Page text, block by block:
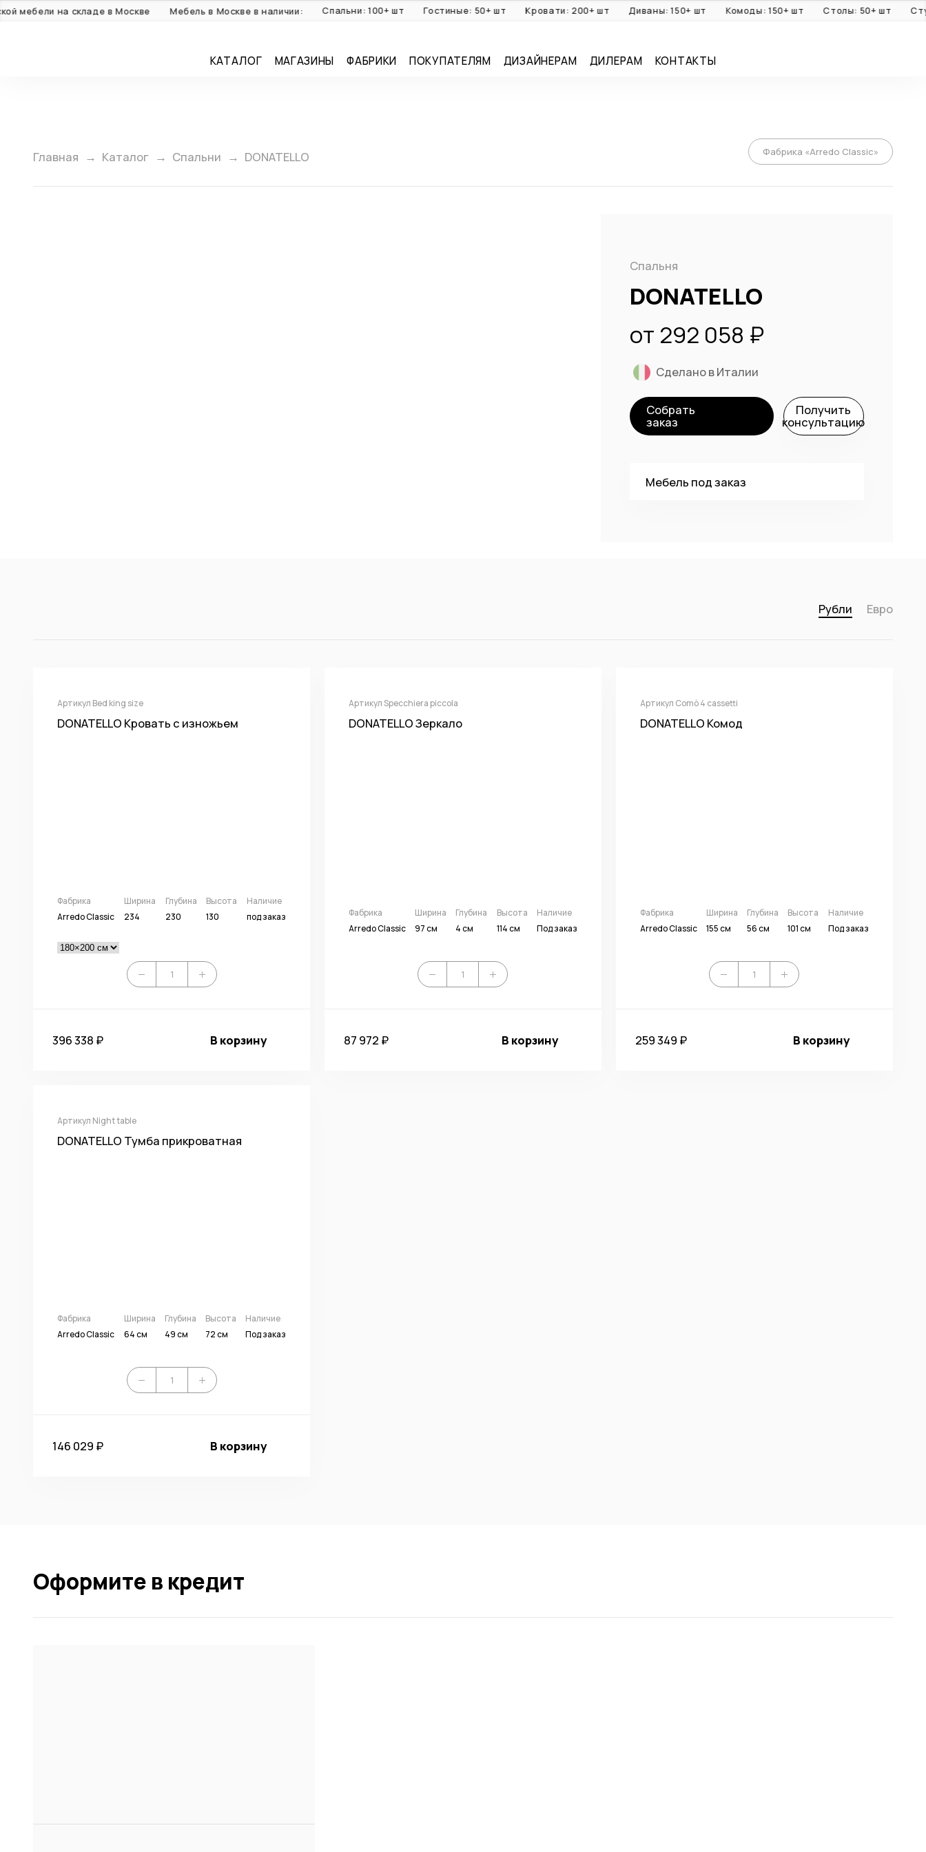
на складе в Москве Мебель в Москве в наличии: Спальни: 100+ шт Гостиные: 50+ шт Кровати: 200+ шт Диваны: 150+ шт Комоды: 150+ шт Столы: 50+ шт
КАТАЛОГ МАГАЗИНЫ ФАБРИКИ ПОКУПАТЕЛЯМ ДИЗАЙНЕРАМ ДИЛЕРАМ КОНТАКТЫ
Главная Каталог Спальни DONATELLO Фабрика «Arredo Classic»
Спальня
DONATELLO
от 292 058 ₽
Сделано в Италии
Собрать
заказ
Получить
консультацию
Мебель под заказ
Рубли Евро
Артикул Bed king size
DONATELLO Кровать с изножьем
Фабрика
Arredo Classic
Ширина
234
Глубина
230
Высота
130
Наличие
под заказ
396 338 ₽ В корзину
Артикул Specchiera piccola
DONATELLO Зеркало
Фабрика
Arredo Classic
Ширина
97 см
Глубина
4 см
Высота
114 см
Наличие
Под заказ
87 972 ₽ В корзину
Артикул Comò 4 cassetti
DONATELLO Комод
Фабрика
Arredo Classic
Ширина
155 см
Глубина
56 см
Высота
101 см
Наличие
Под заказ
259 349 ₽ В корзину
Артикул Night table
DONATELLO Тумба прикроватная
Фабрика
Arredo Classic
Ширина
64 см
Глубина
49 см
Высота
72 см
Наличие
Под заказ
146 029 ₽ В корзину
Оформите в кредит